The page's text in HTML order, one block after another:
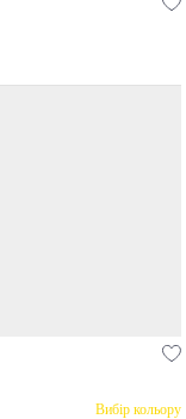
Вибір кольору